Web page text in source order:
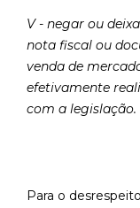
V - negar ou
nota fiscal ou
venda de
efetivamente
com a legislação.
Para o